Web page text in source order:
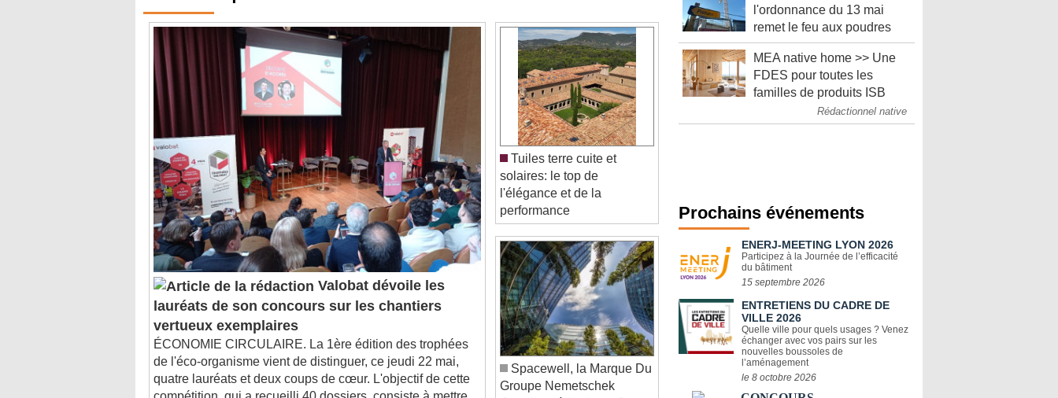
Valobat dévoile les
lauréats de son concours sur les chantiers
vertueux exemplaires
ÉCONOMIE CIRCULAIRE. La 1ère édition des trophées
de l'éco-organisme vient de distinguer, ce jeudi 22 mai,
quatre lauréats et deux coups de cœur. L'objectif de cette
compétition, qui a recueilli 40 dossiers, consiste à mettre ...
Tuiles terre cuite et
solaires: le top de
l'élégance et de la
performance
Spacewell, la Marque Du
Groupe Nemetschek
Contribue à La Lutte Contre
l'ordonnance du 13 mai
remet le feu aux poudres
MEA native home >> Une
FDES pour toutes les
familles de produits ISB
Rédactionnel native
Prochains événements
ENERJ-MEETING LYON 2026
Participez à la Journée de l’efficacité
du bâtiment
15 septembre 2026
ENTRETIENS DU CADRE DE
VILLE 2026
Quelle ville pour quels usages ? Venez
échanger avec vos pairs sur les
nouvelles boussoles de
l’aménagement
le 8 octobre 2026